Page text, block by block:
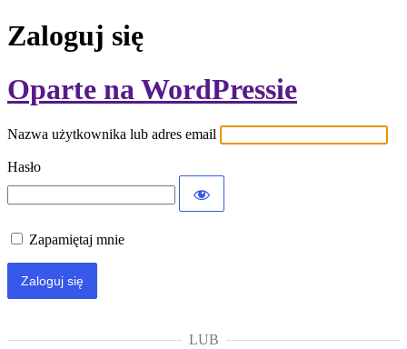
Zaloguj się
Oparte na WordPressie
Nazwa użytkownika lub adres email
Hasło
Zapamiętaj mnie
LUB